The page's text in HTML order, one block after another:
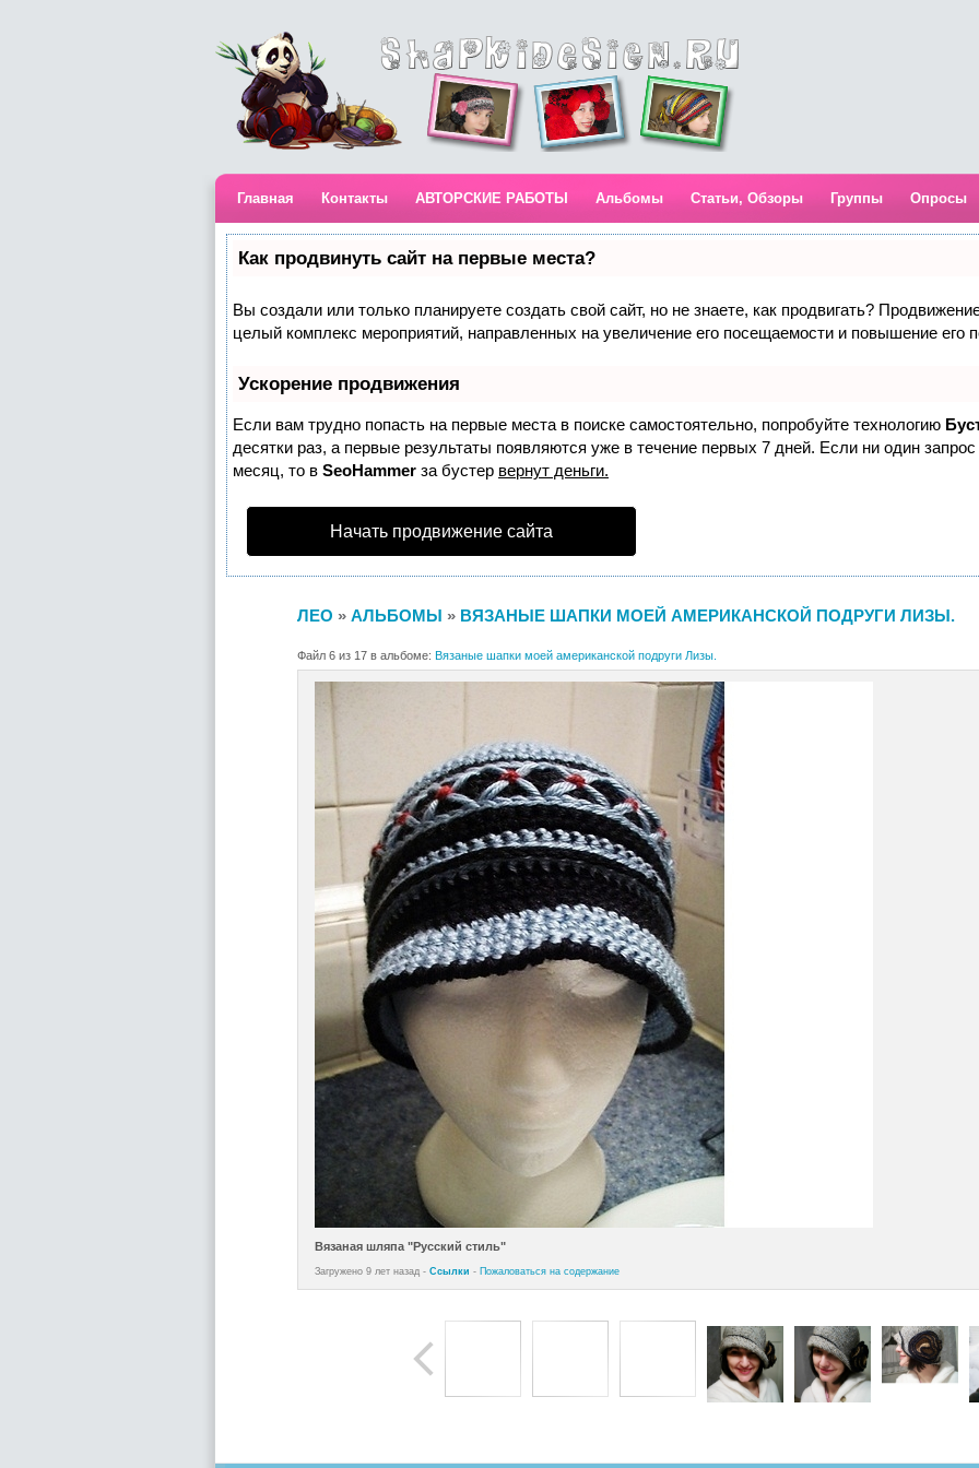
Главная Контакты АВТОРСКИЕ РАБОТЫ Альбомы Статьи, Обзоры Группы Опросы
Как продвинуть сайт на первые места?
Вы создали или только планируете создать свой сайт, но не знаете, как продвигать?
целый комплекс мероприятий, направленных на увеличение его посещаемости и повышение его
Ускорение продвижения
Если вам трудно попасть на первые места в поиске самостоятельно, попробуйте технологию
десятки раз, а первые результаты появляются уже в течение первых 7 дней. Если ни один
месяц, то в SeoHammer за бустер вернут деньги.
Начать продвижение сайта
ЛЕО » АЛЬБОМЫ » ВЯЗАНЫЕ ШАПКИ МОЕЙ АМЕРИКАНСКОЙ ПОДРУГИ ЛИЗЫ.
Файл 6 из 17 в альбоме: Вязаные шапки моей американской подруги Лизы.
Вязаная шляпа "Русский стиль"
Загружено 9 лет назад - Ссылки - Пожаловаться на содержание